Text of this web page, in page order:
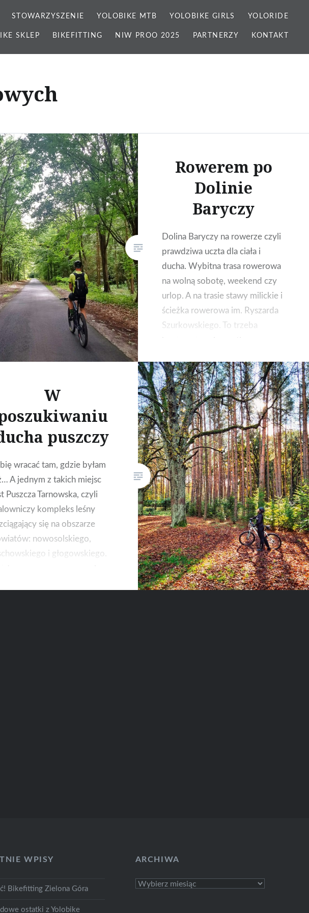
STOWARZYSZENIE YOLOBIKE MTB YOLOBIKE GIRLS YOLORIDE
SKLEP BIKEFITTING NIW PROO 2025 PARTNERZY KONTAKT
Rowerem po
Dolinie
Baryczy
Dolina Baryczy na rowerze czyli
prawdziwa uczta dla ciała i
ducha. Wybitna trasa rowerowa
na wolną sobotę, weekend czy
urlop. A na trasie stawy milickie i
ścieżka rowerowa im. Ryszarda
Szurkowskiego. To trzeba
koniecznie zobaczyć!
W
puszczy
wracać tam, gdzie byłam
A jednym z takich miejsc
Puszcza Tarnowska, czyli
kompleks leśny
się na obszarze
nowosolskiego,
i głogowskiego.
rowerowa wyprawa, bez
WPISY
Bikefitting Zielona Góra
ostatki z Yolobike
ARCHIWA
Archiwa